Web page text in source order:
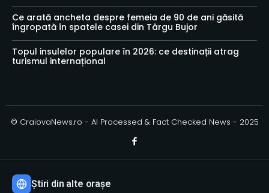
Ce arată ancheta despre femeia de 90 de ani găsită
îngropată în spatele casei din Târgu Bujor
Topul insulelor populare în 2026: ce destinații atrag
turismul internațional
© CraiovaNews.ro - AI Processed & Fact Checked News - 2025
Știri din alte orașe